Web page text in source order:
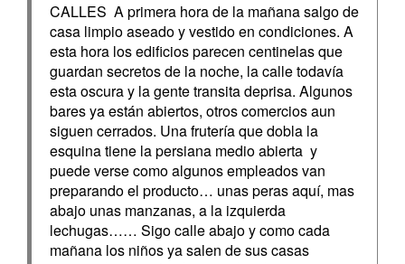
CALLES A primera hora de la mañana salgo de
casa limpio aseado y vestido en condiciones. A
esta hora los edificios parecen centinelas que
guardan secretos de la noche, la calle todavía
esta oscura y la gente transita deprisa. Algunos
bares ya están abiertos, otros comercios aun
siguen cerrados. Una frutería que dobla la
esquina tiene la persiana medio abierta y
puede verse como algunos empleados van
preparando el producto… unas peras aquí, mas
abajo unas manzanas, a la izquierda
lechugas…… Sigo calle abajo y como cada
mañana los niños ya salen de sus casas